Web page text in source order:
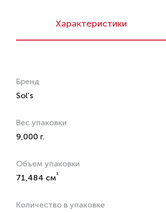
Характеристики
Бренд
Sol's
Вес упаковки
9,000 г.
Объем упаковки
71,484 см³
Количество в упаковке